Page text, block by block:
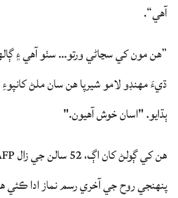
آهي“.
”هن مون کي سڃاڻي ورتو… سٺو آهي ۽
ڌيءَ مهنڊو لامو شيرپا هن سان ملڻ
ٻڌايو. "اسان خوش آهيون."
پنهنجي روح جي آخري رسم نماز ادا ڪئي